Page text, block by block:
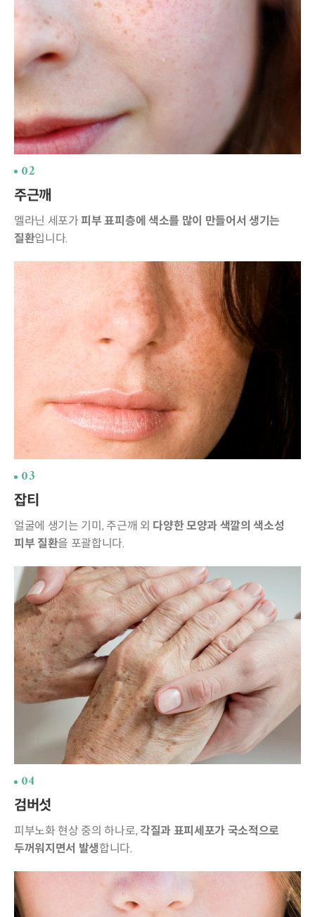
02
주근깨
멜라닌 세포가피부 표피층에 색소를 많이 만들어서생기는
질환입니다.
03
잡티
얼굴에 생기는 기미, 주근깨 외 다양한 모양과 색깔의색소성
피부 질환을 포괄합니다.
04
검버섯
피부노화 현상 중의 하나로,각질과 표피세포가국소적으로
두꺼워지면서 발생합니다.